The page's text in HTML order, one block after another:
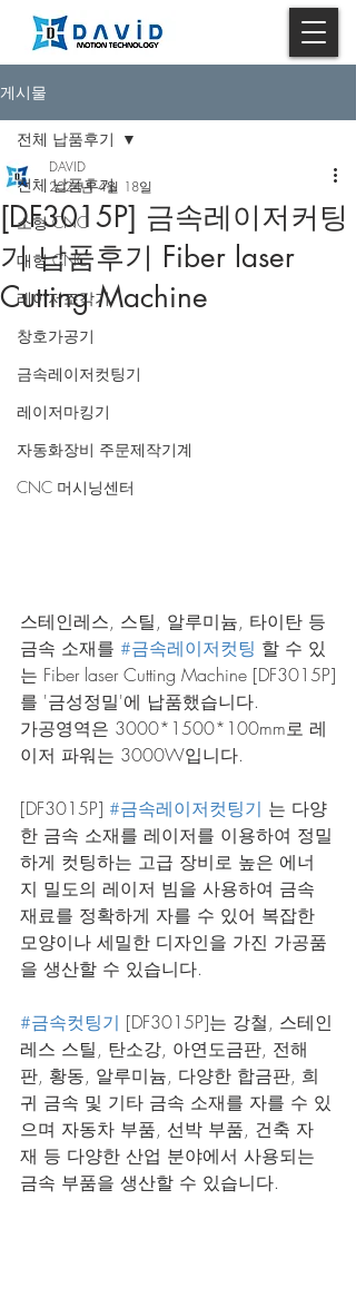
게시물
전체 납품후기
소형 CNC
대형 CNC
레이저조각기
창호가공기
금속레이저컷팅기
레이저마킹기
자동화장비 주문제작기계
CNC 머시닝센터
전체 납품후기
[DF3015P] 금속레이저커팅
기 납품후기 Fiber laser
Cutting Machine
DAVID
2024년 4월 18일
스테인레스, 스틸, 알루미늄, 타이탄 등
금속 소재를 #금속레이저컷팅 할 수 있
는 Fiber laser Cutting Machine [DF3015P]
를 '금성정밀'에 납품했습니다.
가공영역은 3000*1500*100mm로 레
이저 파워는 3000W입니다.
[DF3015P] #금속레이저컷팅기 는 다양
한 금속 소재를 레이저를 이용하여 정밀
하게 컷팅하는 고급 장비로 높은 에너
지 밀도의 레이저 빔을 사용하여 금속
재료를 정확하게 자를 수 있어 복잡한
모양이나 세밀한 디자인을 가진 가공품
을 생산할 수 있습니다.
#금속컷팅기 [DF3015P]는 강철, 스테인
레스 스틸, 탄소강, 아연도금판, 전해
판, 황동, 알루미늄, 다양한 합금판, 희
귀 금속 및 기타 금속 소재를 자를 수 있
으며 자동차 부품, 선박 부품, 건축 자
재 등 다양한 산업 분야에서 사용되는
금속 부품을 생산할 수 있습니다.